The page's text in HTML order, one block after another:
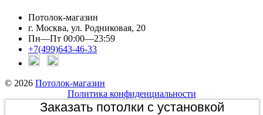
Потолок-магазин
г. Москва, ул. Родниковая, 20
Пн—Пт 00:00—23:59
+7(499)643-46-33
© 2026 Потолок-магазин
Политика конфиденциальности
Заказать потолки с установкой